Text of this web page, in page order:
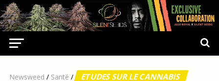
Newsweed / Santé / ETUDES SUR LE CANNABIS